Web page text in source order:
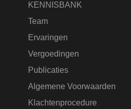
KENNISBANK
Team
Ervaringen
Vergoedingen
Publicaties
Algemene Voorwaarden
Klachtenprocedure